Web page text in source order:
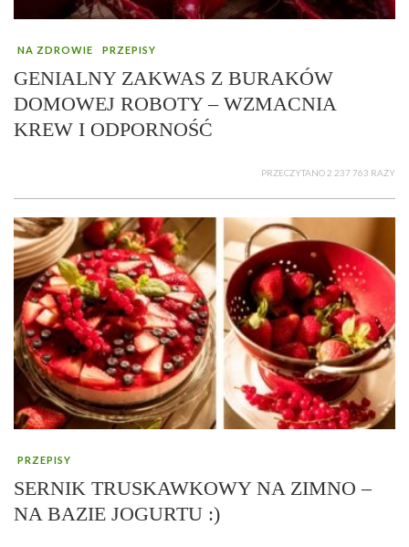
NA ZDROWIE PRZEPISY
GENIALNY ZAKWAS Z BURAKÓW
DOMOWEJ ROBOTY – WZMACNIA
KREW I ODPORNOŚĆ
PRZECZYTANO 2 237 763 RAZY
PRZEPISY
SERNIK TRUSKAWKOWY NA ZIMNO –
NA BAZIE JOGURTU :)